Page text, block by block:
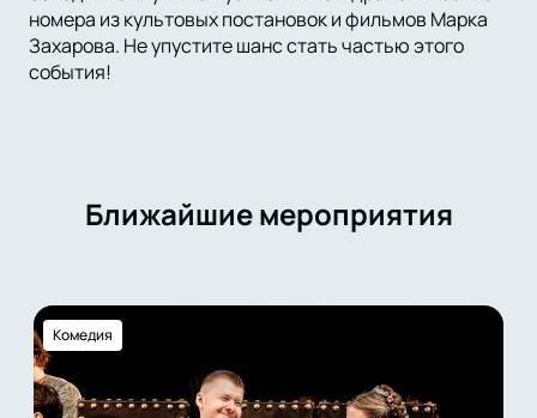
номера из культовых постановок и фильмов Марка
Захарова. Не упустите шанс стать частью этого
события!
Ближайшие мероприятия
Комедия